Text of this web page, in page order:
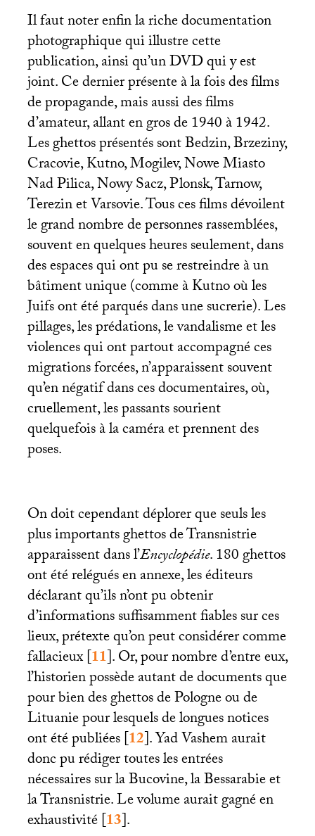
Il faut noter enfin la riche documentation
photographique qui illustre cette
publication, ainsi qu’unDVDqui y est
joint. Ce dernier présente à la fois des films
de propagande, mais aussi des films
d’amateur, allant en gros de 1940 à 1942.
Les ghettos présentés sont Bedzin, Brzeziny,
Cracovie, Kutno, Mogilev, Nowe Miasto
Nad Pilica, Nowy Sacz, Plonsk, Tarnow,
Terezin et Varsovie. Tous ces films dévoilent
le grand nombre de personnes rassemblées,
souvent en quelques heures seulement, dans
des espaces qui ont pu se restreindre à un
bâtiment unique (comme à Kutno où les
Juifs ont été parqués dans une sucrerie). Les
pillages, les prédations, le vandalisme et les
violences qui ont partout accompagné ces
migrations forcées, n’apparaissent souvent
qu’en négatif dans ces documentaires, où,
cruellement, les passants sourient
quelquefois à la caméra et prennent des
poses.
On doit cependant déplorer que seuls les
plus importants ghettos de Transnistrie
apparaissent dans l’Encyclopédie. 180 ghettos
ont été relégués en annexe, les éditeurs
déclarant qu’ils n’ont pu obtenir
d’informations suffisamment fiables sur ces
lieux, prétexte qu’on peut considérer comme
fallacieux[11]. Or, pour nombre d’entre eux,
l’historien possède autant de documents que
pour bien des ghettos de Pologne ou de
Lituanie pour lesquels de longues notices
ont été publiées[12]. Yad Vashem aurait
donc pu rédiger toutes les entrées
nécessaires sur la Bucovine, la Bessarabie et
la Transnistrie. Le volume aurait gagné en
exhaustivité[13].